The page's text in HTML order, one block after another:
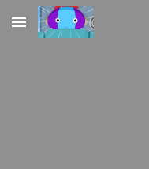
Skip to main content